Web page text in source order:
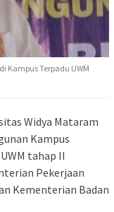
Kampus Terpadu UWM
Widya Mataram
Kampus
tahap II
Pekerjaan
Kementerian Badan